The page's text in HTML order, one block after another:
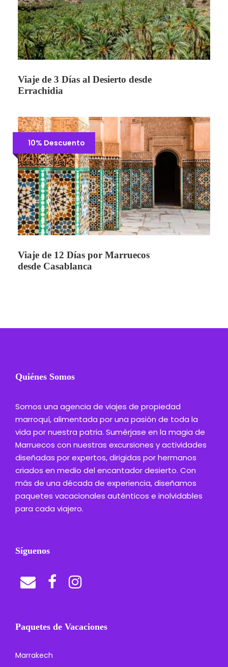
Viaje de 3 Días al Desierto desde
Errachidia
10% Descuento
Viaje de 12 Días por Marruecos
desde Casablanca
Quiénes Somos
Somos una agencia de viajes de propiedad
marroquí, alimentada por una pasión de toda la
vida por nuestra patria. Sumérjase en la magia de
Marruecos con nuestras excursiones y actividades
diseñadas por expertos, dirigidas por hermanos
criados en medio del encantador desierto. Con
más de una década de experiencia, diseñamos
paquetes vacacionales auténticos e inolvidables
para cada viajero.
Síguenos
Paquetes de Vacaciones
Marrakech